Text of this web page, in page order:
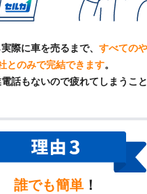
際に車を売るまで、 すべての
とのみで完結できます。
話もないので疲れてしまうこ
誰でも簡単 ！